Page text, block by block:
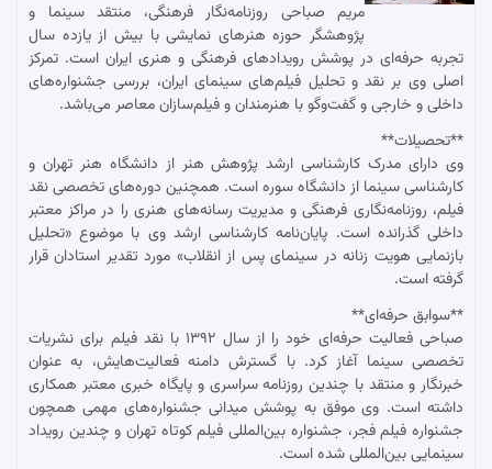
مریم صباحی روزنامه‌نگار فرهنگی، منتقد سینما و
پژوهشگر حوزه هنرهای نمایشی با بیش از یازده سال
تجربه حرفه‌ای در پوشش رویدادهای فرهنگی و هنری ایران است. تمرکز
اصلی وی بر نقد و تحلیل فیلم‌های سینمای ایران، بررسی جشنواره‌های
داخلی و خارجی و گفت‌وگو با هنرمندان و فیلم‌سازان معاصر می‌باشد.
**تحصیلات**
وی دارای مدرک کارشناسی ارشد پژوهش هنر از دانشگاه هنر تهران و
کارشناسی سینما از دانشگاه سوره است. همچنین دوره‌های تخصصی نقد
فیلم، روزنامه‌نگاری فرهنگی و مدیریت رسانه‌های هنری را در مراکز معتبر
داخلی گذرانده است. پایان‌نامه کارشناسی ارشد وی با موضوع «تحلیل
بازنمایی هویت زنانه در سینمای پس از انقلاب» مورد تقدیر استادان قرار
گرفته است.
**سوابق حرفه‌ای**
صباحی فعالیت حرفه‌ای خود را از سال ۱۳۹۲ با نقد فیلم برای نشریات
تخصصی سینما آغاز کرد. با گسترش دامنه فعالیت‌هایش، به عنوان
خبرنگار و منتقد با چندین روزنامه سراسری و پایگاه خبری معتبر همکاری
داشته است. وی موفق به پوشش میدانی جشنواره‌های مهمی همچون
جشنواره فیلم فجر، جشنواره بین‌المللی فیلم کوتاه تهران و چندین رویداد
سینمایی بین‌المللی شده است.